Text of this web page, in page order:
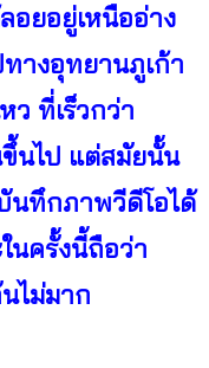
อยอยู่เหนืออ่าง
างอุทยานภูเก้า
ว ที่เร็วกว่า
นไป แต่สมัยนั้น
นทึกภาพวีดีโอได้
นครั้งนี้ถือว่า
ไม่มาก